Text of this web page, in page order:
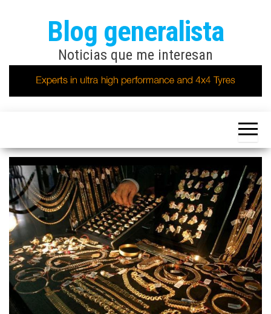
Blog generalista
Noticias que me interesan